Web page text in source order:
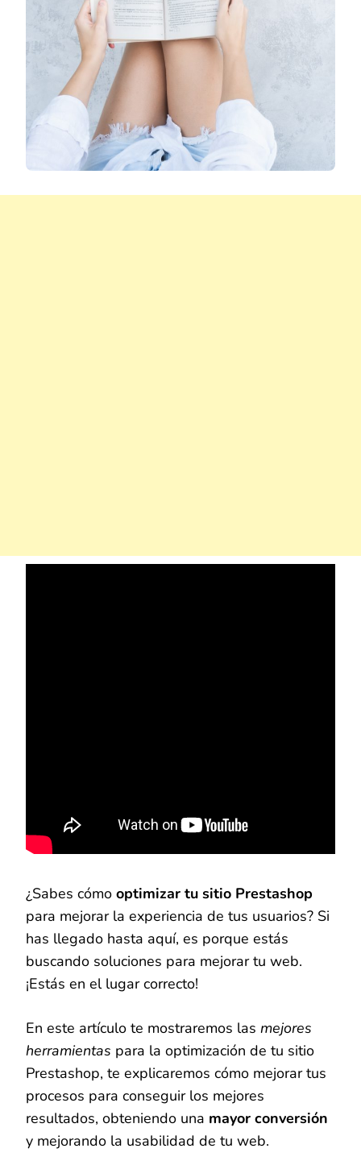
¿Sabes cómo optimizar tu sitio Prestashop
para mejorar la experiencia de tus usuarios? Si
has llegado hasta aquí, es porque estás
buscando soluciones para mejorar tu web.
¡Estás en el lugar correcto!
En este artículo te mostraremos las mejores
herramientas para la optimización de tu sitio
Prestashop, te explicaremos cómo mejorar tus
procesos para conseguir los mejores
resultados, obteniendo una mayor conversión
y mejorando la usabilidad de tu web.